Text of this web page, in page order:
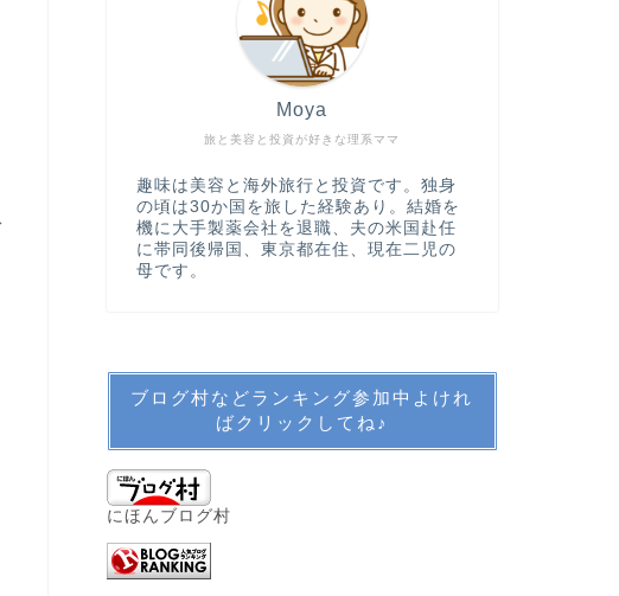
旅と美容と投資が好きな理系ママ
Moya
趣味は美容と海外旅行と投資です。独身
の頃は30か国を旅した経験あり。結婚を
機に大手製薬会社を退職、夫の米国赴任
に帯同後帰国、東京都在住、現在二児の
母です。
ブログ村などランキング参加中よけれ
ばクリックしてね♪
にほんブログ村